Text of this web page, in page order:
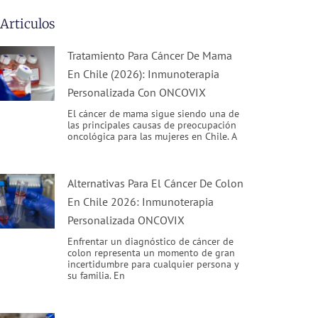
Tratamiento Para Cáncer De Mama
En Chile (2026): Inmunoterapia
Personalizada Con ONCOVIX
El cáncer de mama sigue siendo una de
las principales causas de preocupación
oncológica para las mujeres en Chile. A
Alternativas Para El Cáncer De Colon
En Chile 2026: Inmunoterapia
Personalizada ONCOVIX
Enfrentar un diagnóstico de cáncer de
colon representa un momento de gran
incertidumbre para cualquier persona y
su familia. En